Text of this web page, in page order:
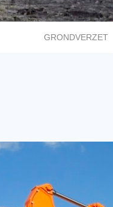
GRONDVERZET